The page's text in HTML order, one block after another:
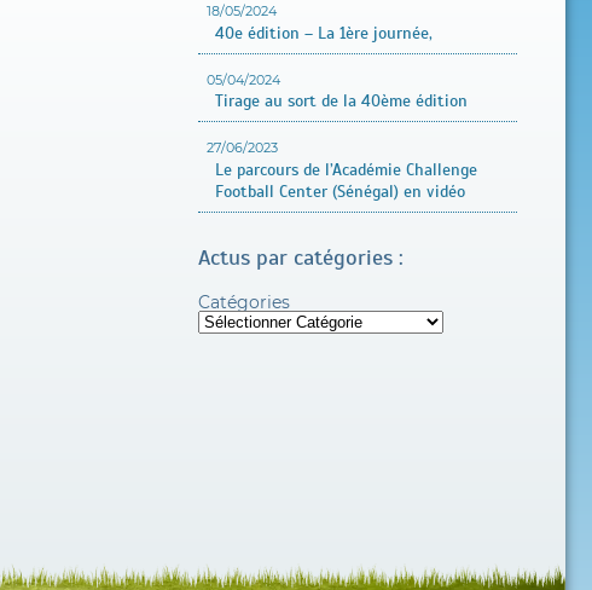
18/05/2024
40e édition – La 1ère journée,
05/04/2024
Tirage au sort de la 40ème édition
27/06/2023
Le parcours de l’Académie Challenge
Football Center (Sénégal) en vidéo
Actus par catégories :
Catégories